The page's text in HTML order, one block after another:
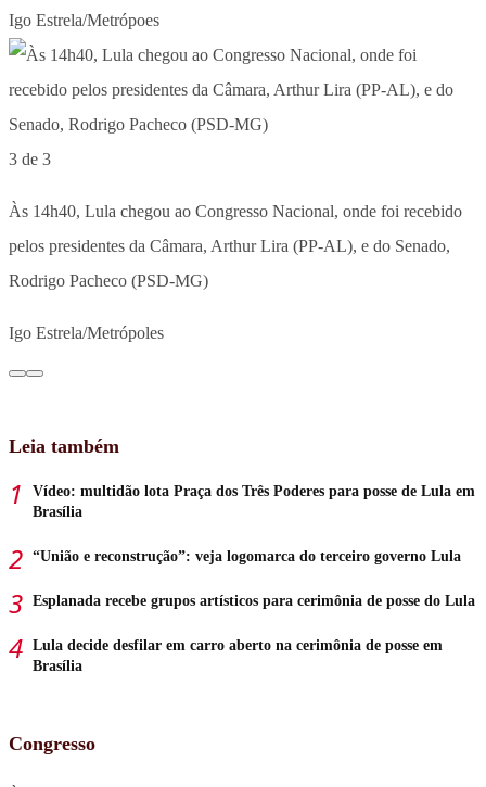
Igo Estrela/Metrópoes
3 de 3
Às 14h40, Lula chegou ao Congresso Nacional, onde foi recebido
pelos presidentes da Câmara, Arthur Lira (PP-AL), e do Senado,
Rodrigo Pacheco (PSD-MG)
Igo Estrela/Metrópoles
Leia também
Vídeo: multidão lota Praça dos Três Poderes para posse de Lula em
Brasília
“União e reconstrução”: veja logomarca do terceiro governo Lula
Esplanada recebe grupos artísticos para cerimônia de posse do Lula
Lula decide desfilar em carro aberto na cerimônia de posse em
Brasília
Congresso